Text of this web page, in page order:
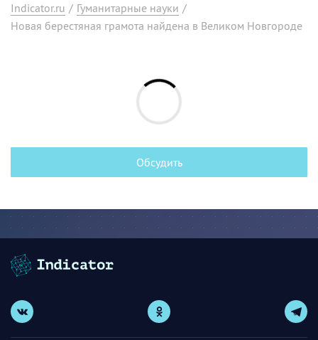
Indicator.ru / Гуманитарные науки /
Новая берестяная грамота найдена в Великом Новгороде
Обсудить